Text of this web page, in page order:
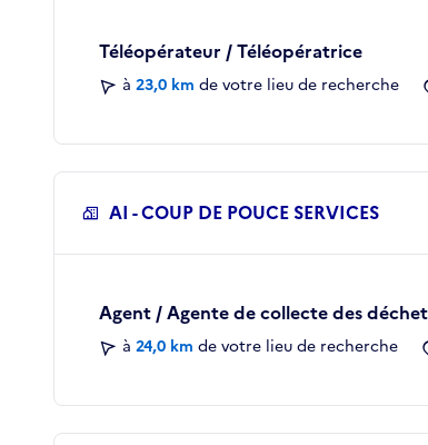
Téléopérateur / Téléopératrice
à 23,0 km de votre lieu de recherche
AI - COUP DE POUCE SERVICES
Agent / Agente de collecte des
à 24,0 km de votre lieu de recherche